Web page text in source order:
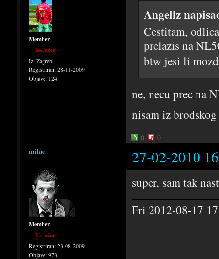
Member
Isključen
Iz:Zagreb
Registriran:28-11-2009
Objave: 124
Angellz
Cestitam,
prelazis na
btw jesi li
ne, necu prec na
nisam iz
0 0
milac 27-02-2010
Member
Isključen
Registriran:23-08-2009
Objave:973
super, sam tak
Fri 2012-08-17